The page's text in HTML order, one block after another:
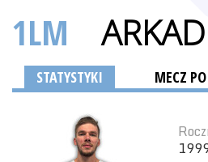
1LM
STATYSTYKI MECZ